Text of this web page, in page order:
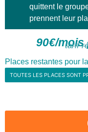
quittent le
prennent leur
90€/mois
tarif
Places restantes pour
TOUTES LES PLACES SONT